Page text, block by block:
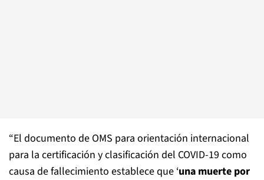
“El documento de OMS para orientación internacional
para la certificación y clasificación del COVID-19 como
causa de fallecimiento establece que ‘una muerte por